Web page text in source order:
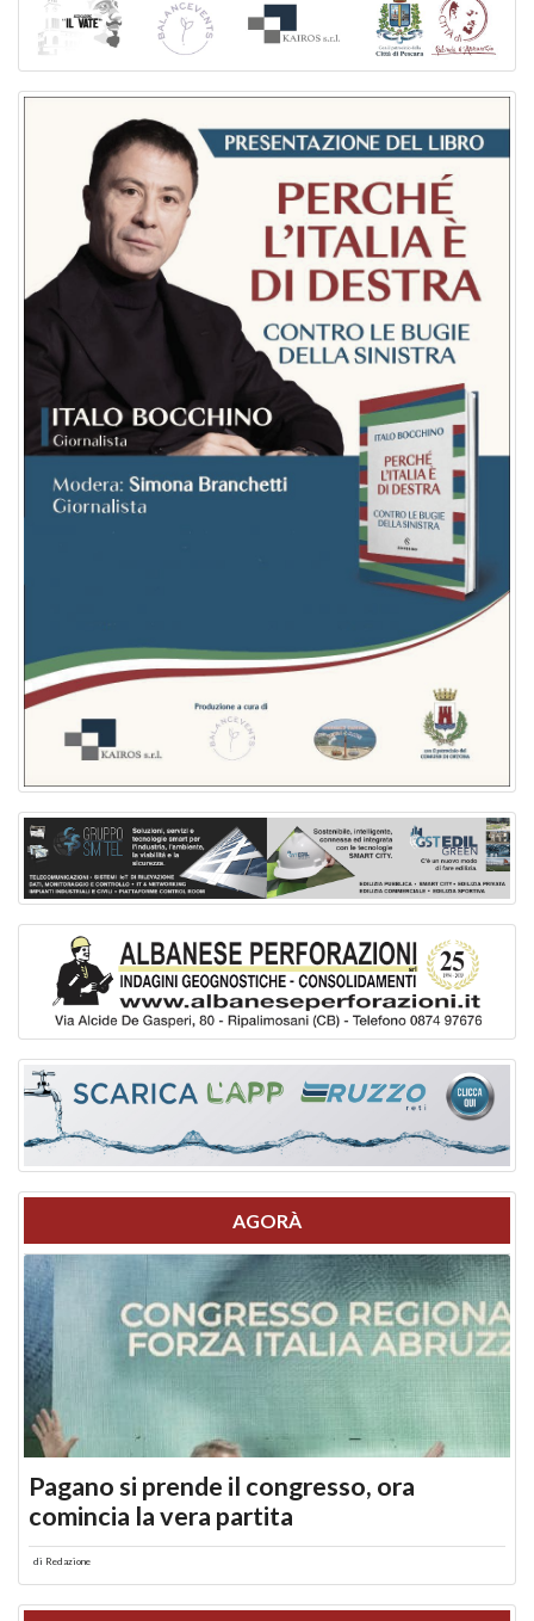
AGORÀ
Pagano si prende il congresso, ora
comincia la vera partita
di Redazione